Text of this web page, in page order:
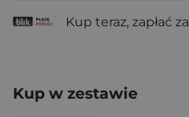
Kup teraz, zapłać za
Kup w zestawie